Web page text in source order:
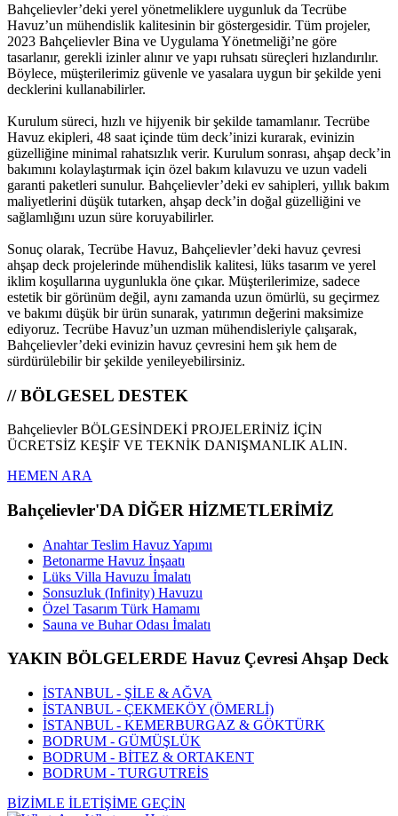
Bahçelievler’deki yerel yönetmeliklere uygunluk da Tecrübe
Havuz’un mühendislik kalitesinin bir göstergesidir. Tüm projeler,
2023 Bahçelievler Bina ve Uygulama Yönetmeliği’ne göre
tasarlanır, gerekli izinler alınır ve yapı ruhsatı süreçleri hızlandırılır.
Böylece, müşterilerimiz güvenle ve yasalara uygun bir şekilde yeni
decklerini kullanabilirler.
Kurulum süreci, hızlı ve hijyenik bir şekilde tamamlanır. Tecrübe
Havuz ekipleri, 48 saat içinde tüm deck’inizi kurarak, evinizin
güzelliğine minimal rahatsızlık verir. Kurulum sonrası, ahşap deck’in
bakımını kolaylaştırmak için özel bakım kılavuzu ve uzun vadeli
garanti paketleri sunulur. Bahçelievler’deki ev sahipleri, yıllık bakım
maliyetlerini düşük tutarken, ahşap deck’in doğal güzelliğini ve
sağlamlığını uzun süre koruyabilirler.
Sonuç olarak, Tecrübe Havuz, Bahçelievler’deki havuz çevresi
ahşap deck projelerinde mühendislik kalitesi, lüks tasarım ve yerel
iklim koşullarına uygunlukla öne çıkar. Müşterilerimize, sadece
estetik bir görünüm değil, aynı zamanda uzun ömürlü, su geçirmez
ve bakımı düşük bir ürün sunarak, yatırımın değerini maksimize
ediyoruz. Tecrübe Havuz’un uzman mühendisleriyle çalışarak,
Bahçelievler’deki evinizin havuz çevresini hem şık hem de
sürdürülebilir bir şekilde yenileyebilirsiniz.
// BÖLGESEL DESTEK
Bahçelievler BÖLGESİNDEKİ PROJELERİNİZ İÇİN
ÜCRETSİZ KEŞİF VE TEKNİK DANIŞMANLIK ALIN.
HEMEN ARA
Bahçelievler'DA DİĞER HİZMETLERİMİZ
Anahtar Teslim Havuz Yapımı
Betonarme Havuz İnşaatı
Lüks Villa Havuzu İmalatı
Sonsuzluk (Infinity) Havuzu
Özel Tasarım Türk Hamamı
Sauna ve Buhar Odası İmalatı
YAKIN BÖLGELERDE Havuz Çevresi Ahşap Deck
İSTANBUL - ŞİLE & AĞVA
İSTANBUL - ÇEKMEKÖY (ÖMERLİ)
İSTANBUL - KEMERBURGAZ & GÖKTÜRK
BODRUM - GÜMÜŞLÜK
BODRUM - BİTEZ & ORTAKENT
BODRUM - TURGUTREİS
BİZİMLE İLETİŞİME GEÇİN